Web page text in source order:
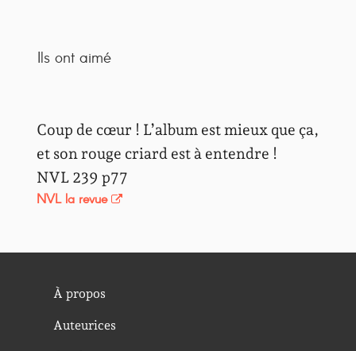
Ils ont aimé
Coup de cœur ! L’album est mieux que ça,
et son rouge criard est à entendre !
NVL 239 p77
NVL la revue
À propos
Auteurices